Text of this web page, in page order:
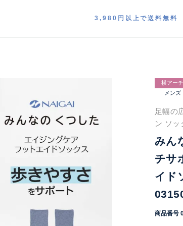
3,980円以上で送料無料
横アーチ
メンズ
足幅の
ン ソッ
みん
チサ
イド
商品番号